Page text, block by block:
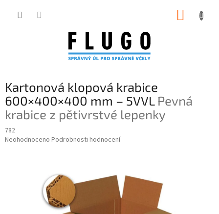
Kartonová klopová krabice
600×400×400 mm – 5VVL Pevná
krabice z pětivrstvé lepenky
782
Průměrné
Neohodnoceno Podrobnosti hodnocení